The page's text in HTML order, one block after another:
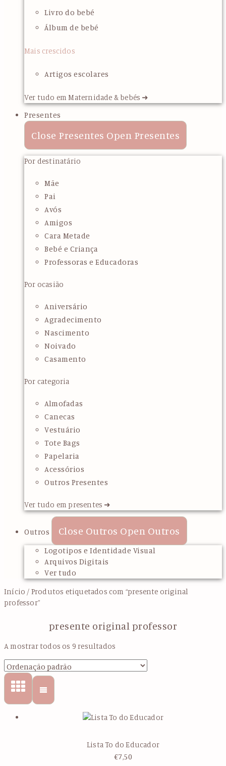
Livro do bebé
Álbum de bebé
Mais crescidos
Artigos escolares
Ver tudo em Maternidade & bebés ➜
Presentes
Close Presentes Open Presentes
Por destinatário
Mãe
Pai
Avós
Amigos
Cara Metade
Bebé e Criança
Professoras e Educadoras
Por ocasião
Aniversário
Agradecimento
Nascimento
Noivado
Casamento
Por categoria
Almofadas
Canecas
Vestuário
Tote Bags
Papelaria
Acessórios
Outros Presentes
Ver tudo em presentes ➜
Outros Close Outros Open Outros
Logotipos e Identidade Visual
Arquivos Digitais
Ver tudo
Início / Produtos etiquetados com “presente original
professor”
presente original professor
A mostrar todos os 9 resultados
Lista To do Educador
€7,50